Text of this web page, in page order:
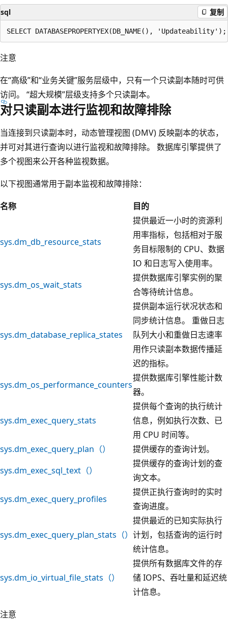
sql 复制
注意
在“高级”和“业务关键”服务层级中，只有一个只读副本随时可供
访问。 “超大规模”层级支持多个只读副本。
对只读副本进行监视和故障排除
当连接到只读副本时，动态管理视图 (DMV) 反映副本的状态，
并可对其进行查询以进行监视和故障排除。 数据库引擎提供了
多个视图来公开各种监视数据。
以下视图通常用于副本监视和故障排除：
名称
目的
sys.dm_db_resource_stats
提供最近一小时的资源利
用率指标，包括相对于服
务目标限制的 CPU、数据
IO 和日志写入使用率。
sys.dm_os_wait_stats
提供数据库引擎实例的聚
合等待统计信息。
sys.dm_database_replica_states
提供副本运行状况状态和
同步统计信息。 重做日志
队列大小和重做日志速率
用作只读副本数据传播延
迟的指标。
sys.dm_os_performance_counters
提供数据库引擎性能计数
器。
sys.dm_exec_query_stats
提供每个查询的执行统计
信息，例如执行次数、已
用 CPU 时间等。
sys.dm_exec_query_plan（）
提供缓存的查询计划。
sys.dm_exec_sql_text（）
提供缓存的查询计划的查
询文本。
sys.dm_exec_query_profiles
提供正执行查询时的实时
查询进度。
sys.dm_exec_query_plan_stats（）
提供最近的已知实际执行
计划，包括查询的运行时
统计信息。
sys.dm_io_virtual_file_stats（）
提供所有数据库文件的存
储 IOPS、吞吐量和延迟统
计信息。
注意